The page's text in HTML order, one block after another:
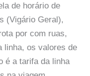
de horário de
(Vigário Geral),
por com ruas,
linha, os valores de
é a tarifa da linha